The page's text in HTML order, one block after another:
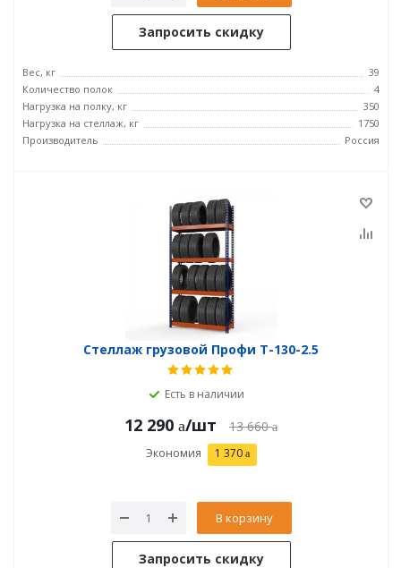
Запросить скидку
Вес, кг
39
Количество полок
4
Нагрузка на полку, кг
350
Нагрузка на стеллаж, кг
1750
Производитель
Россия
Стеллаж грузовой Профи Т-130-2.5
Есть в наличии
12 290 /шт 13 660
Экономия 1 370
В корзину
Запросить скидку